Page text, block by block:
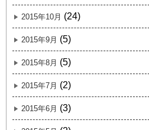
2015年10月 (24)
2015年9月 (5)
2015年8月 (5)
2015年7月 (2)
2015年6月 (3)